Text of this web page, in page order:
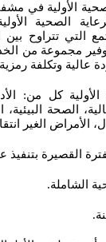
الأولية في
الصحية
التي تتراوح بين
مجموعة من
عالية وتكلفة رمزية.
كل من:
الصحة البيئية،
الغير
القصيرة بتنفيذ